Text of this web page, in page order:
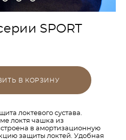
SPORT
В КОРЗИНУ
локтевого сустава.
локтя чашка из
в амортизационную
защиты локтей. Удобная